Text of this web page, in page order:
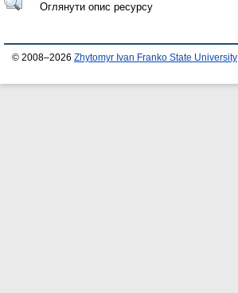
Оглянути опис ресурсу
© 2008–2026 Zhytomyr Ivan Franko State University